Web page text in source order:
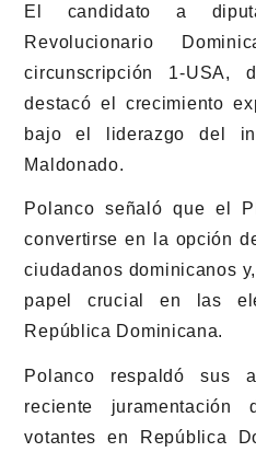
El candidato a
Revolucionario
circunscripción 1-USA,
destacó el crecimiento
bajo el liderazgo del
Maldonado.
Polanco señaló que el
convertirse en la opción
ciudadanos dominicanos
papel crucial en las
República Dominicana.
Polanco respaldó sus
reciente
votantes en República